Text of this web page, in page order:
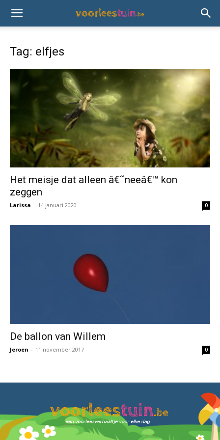
Tag: elfjes
Het meisje dat alleen â€˜neeâ€™ kon
zeggen
Larissa - 14 januari 2020 0
De ballon van Willem
Jeroen - 11 november 2017 0